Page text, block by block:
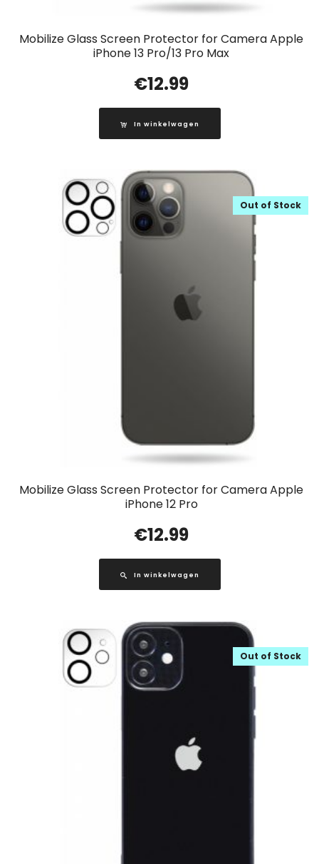
Mobilize Glass Screen Protector for Camera Apple
iPhone 13 Pro/13 Pro Max
€12.99
In winkelwagen
Mobilize Glass Screen Protector for Camera Apple
iPhone 12 Pro
Out of Stock
€12.99
In winkelwagen
Out of Stock